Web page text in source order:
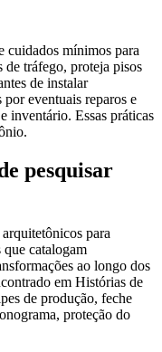
cuidados mínimos para
de tráfego, proteja pisos
de instalar
eventuais reparos e
inventário. Essas práticas
pesquisar
para
catalogam
ao longo dos
em Histórias de
de produção, feche
proteção do